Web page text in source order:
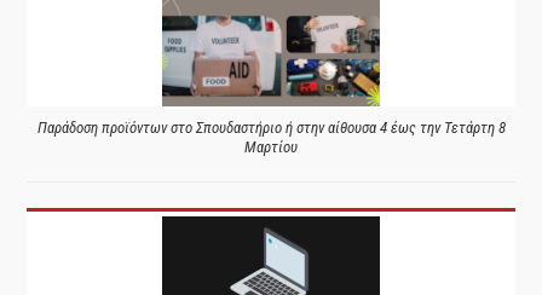
Παράδοση προϊόντων στο Σπουδαστήριο ή στην αίθουσα 4 έως την Τετάρτη 8
Μαρτίου